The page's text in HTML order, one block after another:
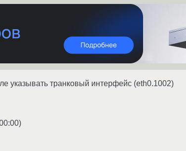
указывать транковый интерфейс (eth0.1002)
)